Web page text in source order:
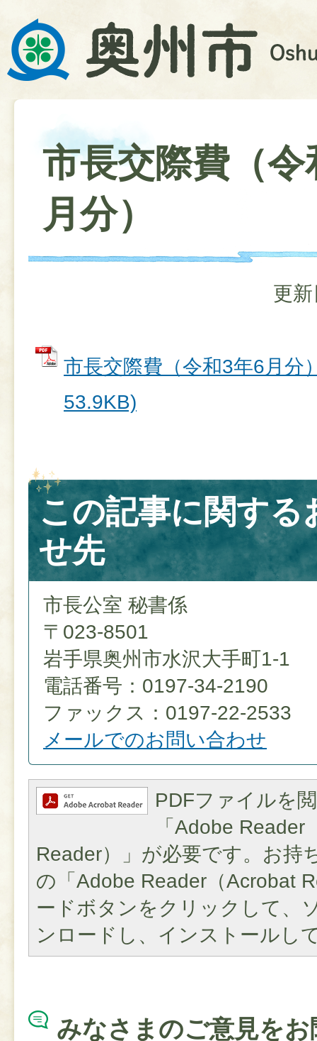
市長交際費（令
月分）
更
市長交際費（令和3年6月分
53.9KB)
この記事に関する
せ先
市長公室 秘書係
〒023-8501
岩手県奥州市水沢大手町1-1
電話番号：0197-34-2190
ファックス：0197-22-2533
メールでのお問い合わせ
PDFファイルを
「Adobe Reader
Reader）」が必要です。お持
の「Adobe Reader（Acrobat
ードボタンをクリックして、
ンロードし、インストールし
みなさまのご意見を